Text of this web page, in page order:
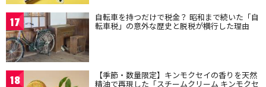
17 自転車を持つだけで税金？ 昭和まで続いた「自
転車税」の意外な歴史と脱税が横行した理由
18 【季節・数量限定】キンモクセイの香りを天然
精油で再現した「スチームクリーム キンモクセ